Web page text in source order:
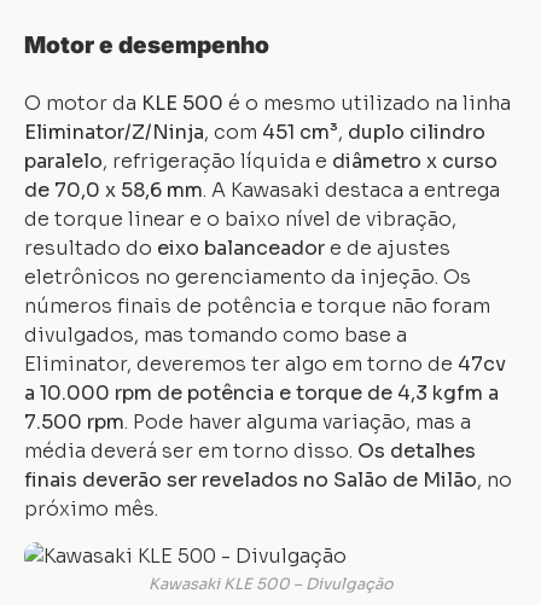
Motor e desempenho
O motor da KLE 500 é o mesmo utilizado na linha
Eliminator/Z/Ninja, com 451 cm³, duplo cilindro
paralelo, refrigeração líquida e diâmetro x curso
de 70,0 x 58,6 mm. A Kawasaki destaca a entrega
de torque linear e o baixo nível de vibração,
resultado do eixo balanceadore de ajustes
eletrônicos no gerenciamento da injeção. Os
números finais de potência e torque não foram
divulgados, mas tomando como base a
Eliminator, deveremos ter algo em torno de 47cv
a 10.000 rpm de potência e torque de 4,3 kgfm a
7.500 rpm. Pode haver alguma variação, mas a
média deverá ser em torno disso. Os detalhes
finais deverão ser revelados no Salão de Milão, no
próximo mês.
Kawasaki KLE 500 – Divulgação